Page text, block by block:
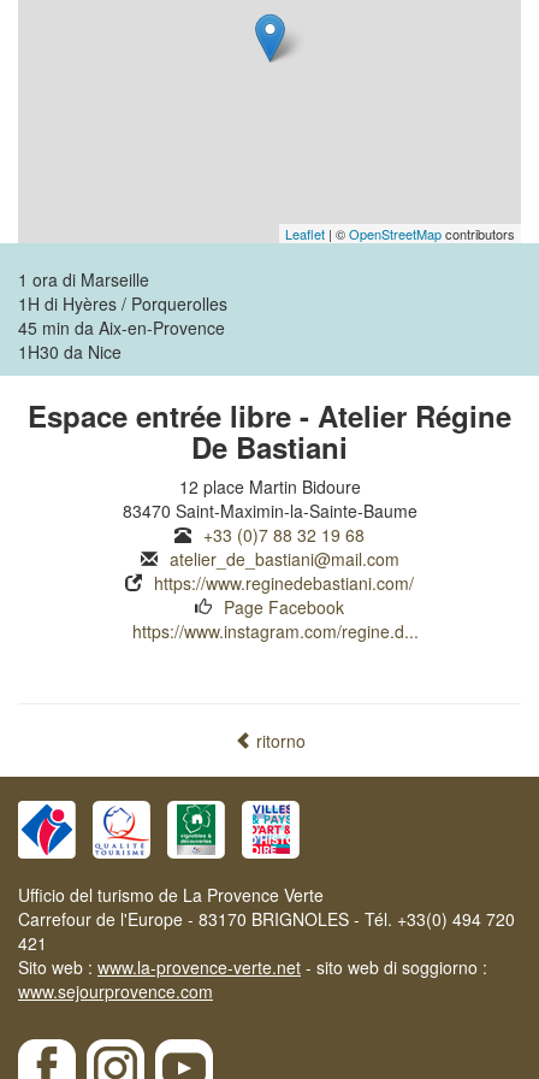
Leaflet | ©OpenStreetMapcontributors
1 ora di Marseille
1H di Hyères / Porquerolles
45 min da Aix-en-Provence
1H30 da Nice
Espace entrée libre - Atelier Régine
De Bastiani
12 place Martin Bidoure
83470 Saint-Maximin-la-Sainte-Baume
+33 (0)7 88 32 19 68
atelier_de_bastiani@mail.com
https://www.reginedebastiani.com/
Page Facebook
https://www.instagram.com/regine.d...
ritorno
Ufficio del turismo de La Provence Verte
Carrefour de l'Europe - 83170 BRIGNOLES - Tél. +33(0) 494 720
421
Sito web : www.la-provence-verte.net - sito web di soggiorno :
www.sejourprovence.com